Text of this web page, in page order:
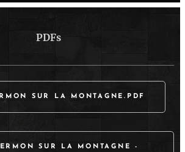
PDFs
SUR LA MONTAGNE.PDF
SUR LA MONTAGNE -